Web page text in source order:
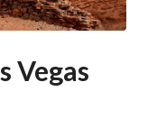
Vegas